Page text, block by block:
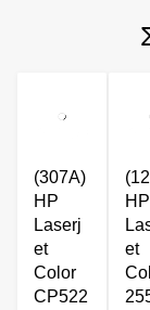
(307A)
HP
Laserj
et
Color
CP522
HP
et